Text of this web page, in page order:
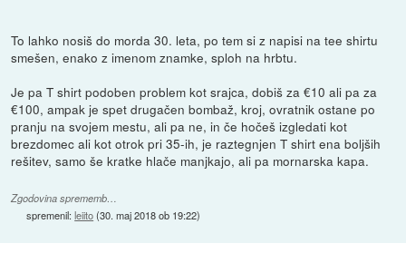
To lahko nosiš do morda 30. leta, po tem si z napisi na tee shirtu
smešen, enako z imenom znamke, sploh na hrbtu.
Je pa T shirt podoben problem kot srajca, dobiš za €10 ali pa za
€100, ampak je spet drugačen bombaž, kroj, ovratnik ostane po
pranju na svojem mestu, ali pa ne, in če hočeš izgledati kot
brezdomec ali kot otrok pri 35-ih, je raztegnjen T shirt ena boljših
rešitev, samo še kratke hlače manjkajo, ali pa mornarska kapa.
Zgodovina sprememb…
spremenil:leiito(30. maj 2018 ob 19:22)